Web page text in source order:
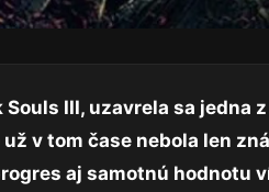
Souls III, uzavrela sa
v tom čase nebola len
aj samotnú hodnotu